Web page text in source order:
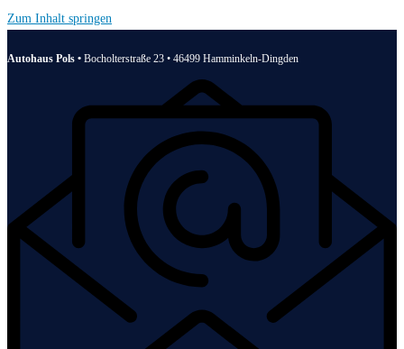
Zum Inhalt springen
Autohaus Pols • Bocholterstraße 23 • 46499 Hamminkeln-Dingden